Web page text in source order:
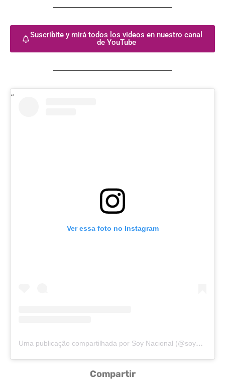
Suscribite y mirá todos los videos en nuestro canal
de YouTube
Ver essa foto no Instagram
Uma publicação compartilhada por Soy Nacional (@soynacional870)
Compartir